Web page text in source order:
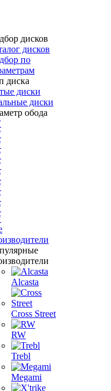
дисков
дисков
по
диска
диски
диски
обода
Alcasta
Cross Street
RW
Trebl
Megami